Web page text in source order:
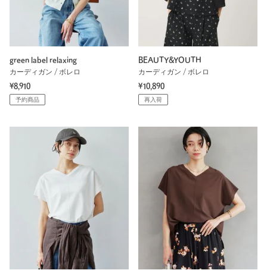
green label relaxing
カーディガン / ボレロ
¥8,910
予約商品
BEAUTY&YOUTH
カーディガン / ボレロ
¥10,890
再入荷